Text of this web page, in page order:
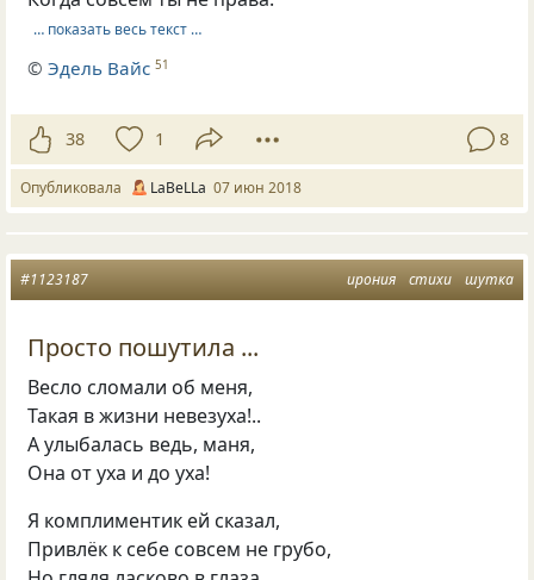
… показать весь текст …
©Эдель Вайс 51
38 1 8
Опубликовала LaBeLLa 07 июн 2018
ирония стихи шутка
#1123187
Просто пошутила ...
Весло сломали об меня,
Такая в жизни невезуха!..
А улыбалась ведь, маня,
Она от уха и до уха!
Я комплиментик ей сказал,
Привлёк к себе совсем не грубо,